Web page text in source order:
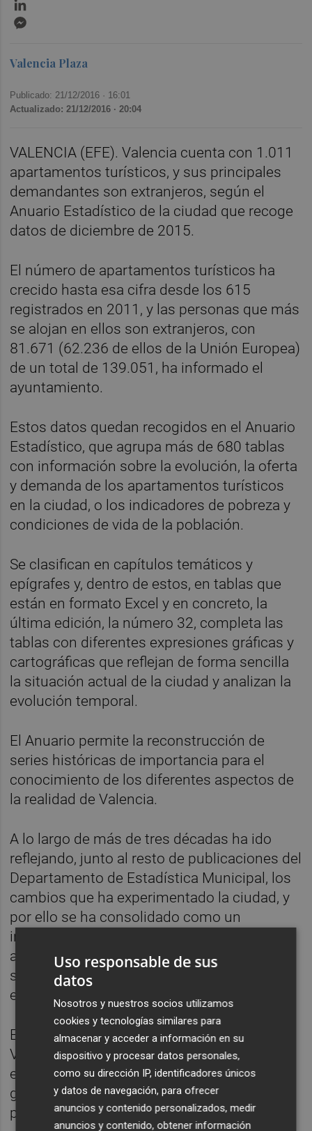
Valencia Plaza
Publicado: 21/12/2016 · 16:01
Actualizado: 21/12/2016 · 20:04
VALENCIA (EFE). Valencia cuenta con 1.011
apartamentos turísticos, y sus principales
demandantes son extranjeros, según el
Anuario Estadístico de la ciudad que recoge
datos de diciembre de 2015.
El número de apartamentos turísticos ha
crecido hasta esa cifra desde los 615
registrados en 2011, y las personas que más
se alojan en ellos son extranjeros, con
81.671 (62.236 de ellos de la Unión Europea)
de un total de 139.051, ha informado el
ayuntamiento.
Estos datos quedan recogidos en el Anuario
Estadístico, que agrupa más de 680 tablas
con información sobre la evolución, la oferta
y demanda de los apartamentos turísticos
en la ciudad, o los indicadores de pobreza y
condiciones de vida de la población.
Se clasifican en capítulos temáticos y
epígrafes y, dentro de estos, en tablas que
están en formato Excel y en concreto, la
última edición, la número 32, completa las
tablas con diferentes expresiones gráficas y
cartográficas que reflejan de forma sencilla
la situación actual de la ciudad y analizan la
evolución temporal.
El Anuario permite la reconstrucción de
series históricas de importancia para el
conocimiento de los diferentes aspectos de
la realidad de Valencia.
A lo largo de más de tres décadas ha ido
reflejando, junto al resto de publicaciones del
Departamento de Estadística Municipal, los
cambios que ha experimentado la ciudad, y
por ello se ha consolidado como un
instrumento de trabajo tanto para la propia
administración como para los agentes
sociales que trabajan la realidad urbana o
están interesados en ella.
El concejal de Control Administrativo de
Valencia,Carlos Galiana, ha indicado que
estos datos tienen que ayudar a mejorar la
gestión, con índices como los relativos a la
pobreza.
Uso responsable de sus
datos
Nosotros y nuestros socios utilizamos
cookies y tecnologías similares para
almacenar y acceder a información en su
dispositivo y procesar datos personales,
como su dirección IP, identificadores únicos
y datos de navegación, para ofrecer
anuncios y contenido personalizados, medir
anuncios y contenido, obtener información